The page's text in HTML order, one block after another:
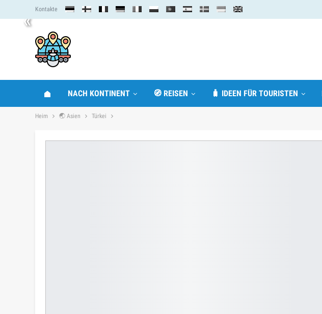
« Kontakte
NACH KONTINENT 🧭 REISEN 🧳 IDEEN FÜR TOURISTEN
Heim 🌏 Asien Türkei